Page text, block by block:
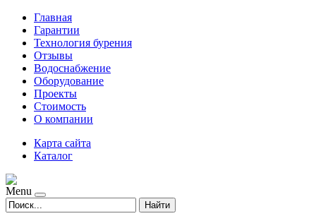
Главная
Гарантии
Технология бурения
Отзывы
Водоснабжение
Оборудование
Проекты
Стоимость
О компании
Карта сайта
Каталог
Menu
Найти